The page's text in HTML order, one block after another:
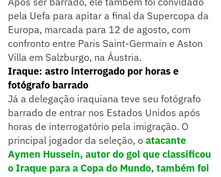
pela Uefa para apitar a final da Supercopa da
Europa, marcada para 12 de agosto, com
confronto entre Paris Saint-Germain e Aston
Villa em Salzburgo, na Áustria.
Iraque: astro interrogado por horas e
fotógrafo barrado
Já a delegação iraquiana teve seu fotógrafo
barrado de entrar nos Estados Unidos após
horas de interrogatório pela imigração. O
principal jogador da seleção, oatacante
Aymen Hussein, autor do gol que classificou
o Iraque para a Copa do Mundo, também foi